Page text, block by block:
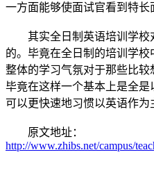
一方面能够使面试官看到特长
其实全日制英语培训学
的。毕竟在全日制的培训学校
整体的学习气氛对于那些比较
毕竟在这样一个基本上是全
可以更快速地习惯以英语作为
原文地址：
http://www.zhibs.net/campus/